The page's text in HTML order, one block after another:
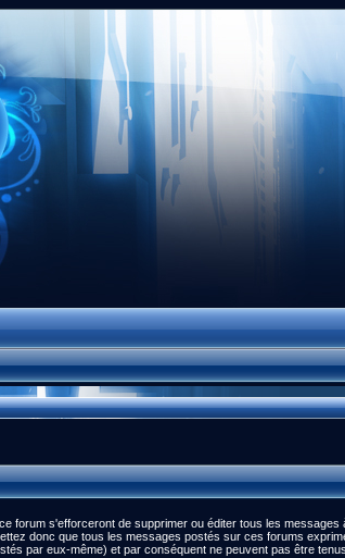
forum s'efforceront de supprimer ou éditer tous les
donc que tous les messages postés sur ces forums
par eux-même) et par conséquent ne peuvent pas être